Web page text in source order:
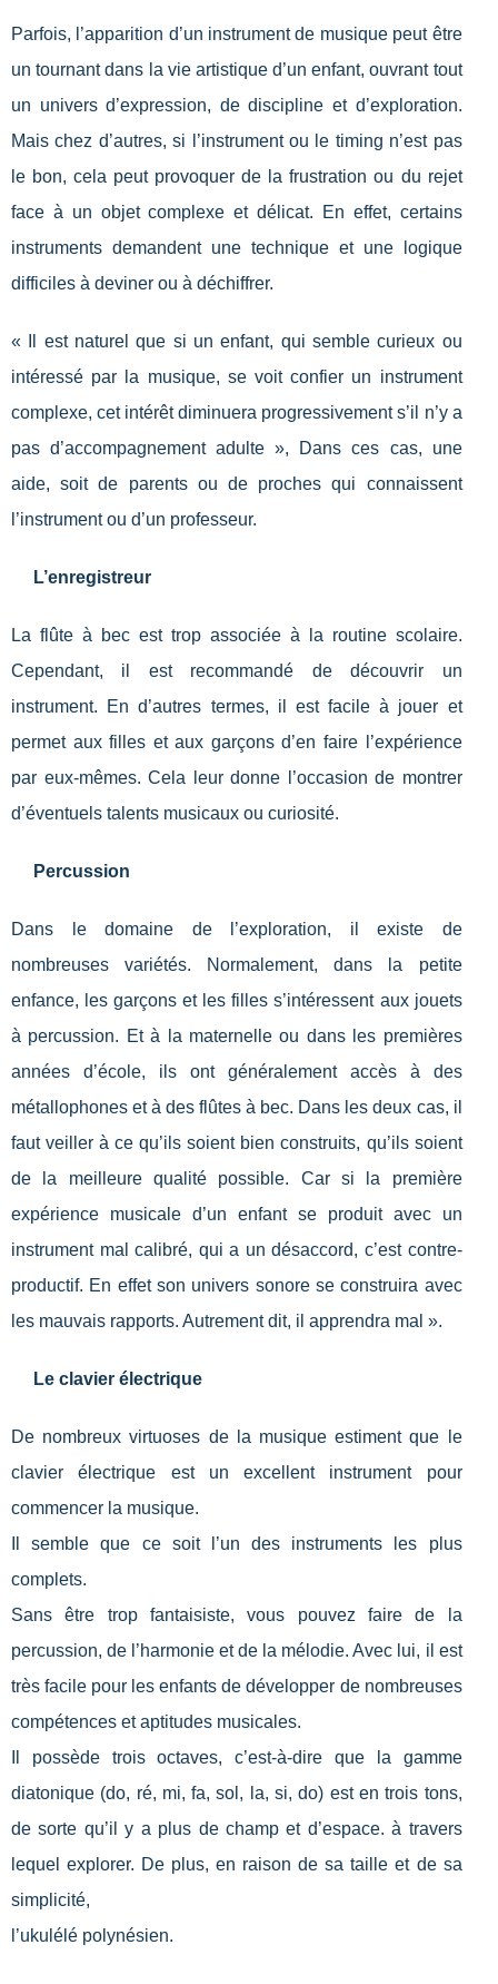
Parfois, l’apparition d’un instrument de musique peut être
un tournant dans la vie artistique d’un enfant, ouvrant tout
un univers d’expression, de discipline et d’exploration.
Mais chez d’autres, si l’instrument ou le timing n’est pas
le bon, cela peut provoquer de la frustration ou du rejet
face à un objet complexe et délicat. En effet, certains
instruments demandent une technique et une logique
difficiles à deviner ou à déchiffrer.
« Il est naturel que si un enfant, qui semble curieux ou
intéressé par la musique, se voit confier un instrument
complexe, cet intérêt diminuera progressivement s’il n’y a
pas d’accompagnement adulte », Dans ces cas, une
aide, soit de parents ou de proches qui connaissent
l’instrument ou d’un professeur.
L’enregistreur
La flûte à bec est trop associée à la routine scolaire.
Cependant, il est recommandé de découvrir un
instrument. En d’autres termes, il est facile à jouer et
permet aux filles et aux garçons d’en faire l’expérience
par eux-mêmes. Cela leur donne l’occasion de montrer
d’éventuels talents musicaux ou curiosité.
Percussion
Dans le domaine de l’exploration, il existe de
nombreuses variétés. Normalement, dans la petite
enfance, les garçons et les filles s’intéressent aux jouets
à percussion. Et à la maternelle ou dans les premières
années d’école, ils ont généralement accès à des
métallophones et à des flûtes à bec. Dans les deux cas, il
faut veiller à ce qu’ils soient bien construits, qu’ils soient
de la meilleure qualité possible. Car si la première
expérience musicale d’un enfant se produit avec un
instrument mal calibré, qui a un désaccord, c’est contre-
productif. En effet son univers sonore se construira avec
les mauvais rapports. Autrement dit, il apprendra mal ».
Le clavier électrique
De nombreux virtuoses de la musique estiment que le
clavier électrique est un excellent instrument pour
commencer la musique.
Il semble que ce soit l’un des instruments les plus
complets.
Sans être trop fantaisiste, vous pouvez faire de la
percussion, de l’harmonie et de la mélodie. Avec lui, il est
très facile pour les enfants de développer de nombreuses
compétences et aptitudes musicales.
Il possède trois octaves, c’est-à-dire que la gamme
diatonique (do, ré, mi, fa, sol, la, si, do) est en trois tons,
de sorte qu’il y a plus de champ et d’espace. à travers
lequel explorer. De plus, en raison de sa taille et de sa
simplicité,
l’ukulélé polynésien.